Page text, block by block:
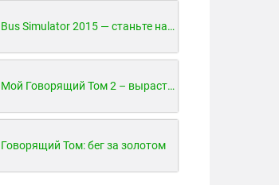
Bus Simulator 2015 — станьте настоящим водителем автобуса!
Мой Говорящий Том 2 – вырасти и воспитай своего котенка
Говорящий Том: бег за золотом